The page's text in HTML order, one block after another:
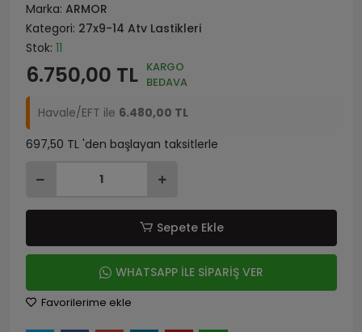
Marka: ARMOR
Kategori: 27x9-14 Atv Lastikleri
Stok: 11
6.750,00 TL KARGO
BEDAVA
Havale/EFT ile 6.480,00 TL
697,50 TL 'den başlayan taksitlerle
Sepete Ekle
WHATSAPP İLE SİPARİŞ VER
Favorilerime ekle